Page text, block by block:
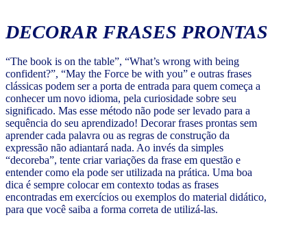
DECORAR FRASES PRONTAS
“The book is on the table”, “What’s wrong with being
confident?”, “May the Force be with you” e outras frases
clássicas podem ser a porta de entrada para quem começa a
conhecer um novo idioma, pela curiosidade sobre seu
significado. Mas esse método não pode ser levado para a
sequência do seu aprendizado! Decorar frases prontas sem
aprender cada palavra ou as regras de construção da
expressão não adiantará nada. Ao invés da simples
“decoreba”, tente criar variações da frase em questão e
entender como ela pode ser utilizada na prática. Uma boa
dica é sempre colocar em contexto todas as frases
encontradas em exercícios ou exemplos do material didático,
para que você saiba a forma correta de utilizá-las.